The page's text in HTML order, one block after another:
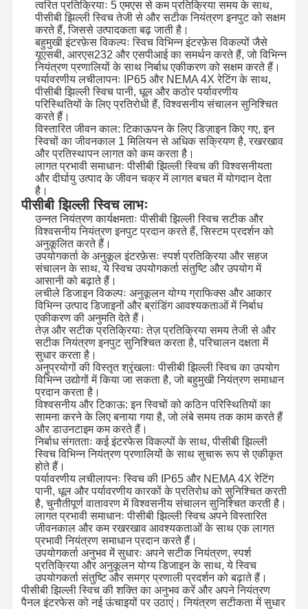
घर
कारखाने का दौरा गुणवत्ता नियंत्रण हमसे संपर्क करें
उद्धरण मांगें
कस्टम झिल्ली स्विच
औद्योगिक झिल्ली स्विच
लचीला झिल्ली स्विच
पीसीबी झिल्ली स्विच
एफपीसी झिल्ली स्विच
बैकलाइट मेम्ब्रेन स्विच
कीपैड झिल्ली स्विच
झिल्ली पैनल स्विच
त्वरित प्रतिक्रियाः 5 एमएस से कम प्रतिक्रिया समय के साथ,
पीसीबी झिल्ली स्विच तेजी से और सटीक नियंत्रण इनपुट को सक्षम
करते हैं, जिससे उत्पादकता बढ़ जाती है।
बहुमुखी इंटरफ़ेस विकल्पः स्विच विभिन्न इंटरफ़ेस विकल्पों जैसे
यूएसबी, आरएस232 और एसपीआई का समर्थन करते हैं, जो विभिन्न
नियंत्रण प्रणालियों के साथ निर्बाध एकीकरण को सक्षम करते हैं।
पर्यावरणीय लचीलापनः IP65 और NEMA 4X रेटिंग के साथ,
पीसीबी झिल्ली स्विच पानी, धूल और कठोर पर्यावरणीय
परिस्थितियों के लिए प्रतिरोधी हैं, विश्वसनीय संचालन सुनिश्चित
करते हैं।
विस्तारित जीवन काल: टिकाऊपन के लिए डिज़ाइन किए गए, इन
स्विचों का जीवनकाल 1 मिलियन से अधिक सक्रियण है, रखरखाव
और प्रतिस्थापन लागत को कम करता है।
लागत प्रभावी समाधानः पीसीबी झिल्ली स्विच की विश्वसनीयता
और दीर्घायु उत्पाद के जीवन चक्र में लागत बचत में योगदान देता
है।
पीसीबी झिल्ली स्विच लाभः
उन्नत नियंत्रण कार्यक्षमताः पीसीबी झिल्ली स्विच सटीक और
विश्वसनीय नियंत्रण इनपुट प्रदान करते हैं, सिस्टम प्रदर्शन को
अनुकूलित करते हैं।
उपयोगकर्ता के अनुकूल इंटरफ़ेसः स्पर्श प्रतिक्रिया और सहज
संचालन के साथ, ये स्विच उपयोगकर्ता संतुष्टि और उपयोग में
आसानी को बढ़ाते हैं।
लचीले डिजाइन विकल्पः अनुकूलन योग्य ग्राफिक्स और आकार
विभिन्न उत्पाद डिजाइनों और ब्रांडिंग आवश्यकताओं में निर्बाध
एकीकरण की अनुमति देते हैं।
तेज़ और सटीक प्रतिक्रियाः तेज़ प्रतिक्रिया समय तेजी से और
सटीक नियंत्रण इनपुट सुनिश्चित करता है, परिचालन दक्षता में
सुधार करता है।
अनुप्रयोगों की विस्तृत श्रृंखलाः पीसीबी झिल्ली स्विच का उपयोग
विभिन्न उद्योगों में किया जा सकता है, जो बहुमुखी नियंत्रण समाधान
प्रदान करता है।
विश्वसनीय और टिकाऊ: इन स्विचों को कठिन परिस्थितियों का
सामना करने के लिए बनाया गया है, जो लंबे समय तक काम करते हैं
और डाउनटाइम कम करते हैं।
निर्बाध संगतताः कई इंटरफेस विकल्पों के साथ, पीसीबी झिल्ली
स्विच विभिन्न नियंत्रण प्रणालियों के साथ सुचारू रूप से एकीकृत
होते हैं।
पर्यावरणीय लचीलापनः स्विच की IP65 और NEMA 4X रेटिंग
पानी, धूल और पर्यावरणीय कारकों के प्रतिरोध को सुनिश्चित करती
है, चुनौतीपूर्ण वातावरण में विश्वसनीय संचालन सुनिश्चित करती है।
लागत प्रभावी समाधानः पीसीबी झिल्ली स्विच अपने विस्तारित
जीवनकाल और कम रखरखाव आवश्यकताओं के साथ एक लागत
प्रभावी नियंत्रण समाधान प्रदान करते हैं।
उपयोगकर्ता अनुभव में सुधारः अपने सटीक नियंत्रण, स्पर्श
प्रतिक्रिया और अनुकूलन योग्य डिजाइन के साथ, ये स्विच
उपयोगकर्ता संतुष्टि और समग्र प्रणाली प्रदर्शन को बढ़ाते हैं।
पीसीबी झिल्ली स्विच की शक्ति का अनुभव करें और अपने नियंत्रण
पैनल इंटरफेस को नई ऊंचाइयों पर उठाएं। नियंत्रण सटीकता में सुधार